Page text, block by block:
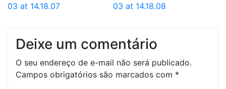
03 at 14.18.07
03 at 14.18.08
Deixe um comentário
O seu endereço de e-mail não será publicado.
Campos obrigatórios são marcados com *